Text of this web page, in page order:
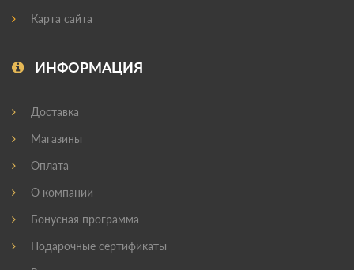
Карта сайта
ИНФОРМАЦИЯ
Доставка
Магазины
Оплата
О компании
Бонусная программа
Подарочные сертификаты